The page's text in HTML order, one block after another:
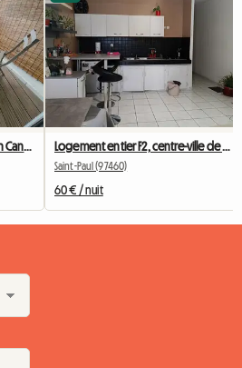
Saint-Paul (97460)
60 € / nuit